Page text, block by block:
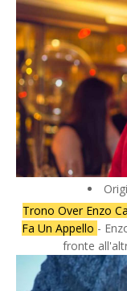
Trono Over Enzo
Fa Un Appello -
fronte